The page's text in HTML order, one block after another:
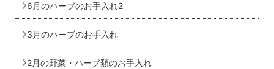
6月のハーブのお手入れ2
3月のハーブのお手入れ
2月の野菜・ハーブ類のお手入れ